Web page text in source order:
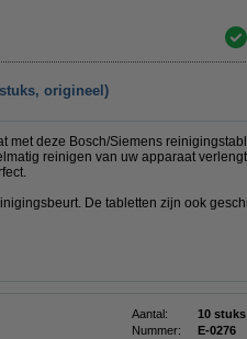
origineel)
met deze Bosch/Siemens
reinigen van uw apparaat
De tabletten zijn ook
Aantal:
10 stuks
Nummer:
E-0276